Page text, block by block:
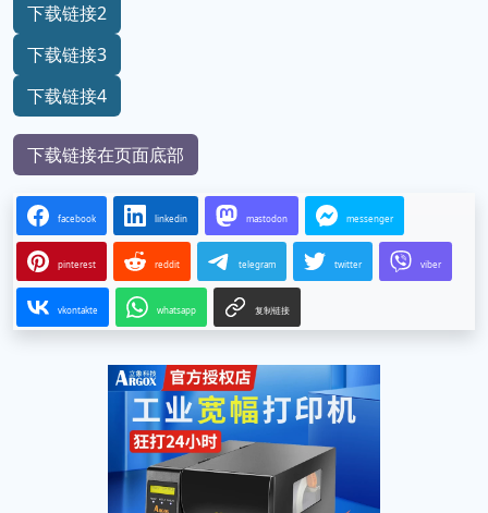
下载链接2
下载链接3
下载链接4
下载链接在页面底部
facebook linkedin mastodon messenger
pinterest reddit telegram twitter viber
vkontakte whatsapp 复制链接